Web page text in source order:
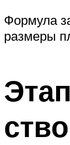
Формула
размеры